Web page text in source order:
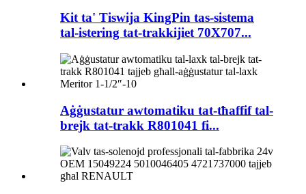
Kit ta' Tiswija KingPin tas-sistema
tal-istering tat-trakkijiet 70X707...
Aġġustatur awtomatiku tat-tħaffif tal-
brejk tat-trakk R801041 fi...